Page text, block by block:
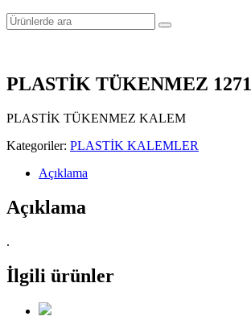
PLASTİK TÜKENMEZ 1271
PLASTİK TÜKENMEZ KALEM
Kategoriler: PLASTİK KALEMLER
Açıklama
Açıklama
.
İlgili ürünler